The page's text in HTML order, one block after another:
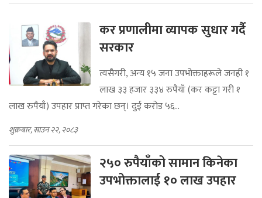
कर प्रणालीमा व्यापक सुधार गर्दै
सरकार
त्यसैगरी, अन्य १५ जना उपभोक्ताहरूले जनही १
लाख ३३ हजार ३३४ रुपैयाँ (कर कट्टा गरी १
लाख रुपैयाँ) उपहार प्राप्त गरेका छन्। दुई करोड ५६...
शुक्रबार, साउन २२, २०८३
२५० रुपैयाँको सामान किनेका
उपभोक्तालाई १० लाख उपहार